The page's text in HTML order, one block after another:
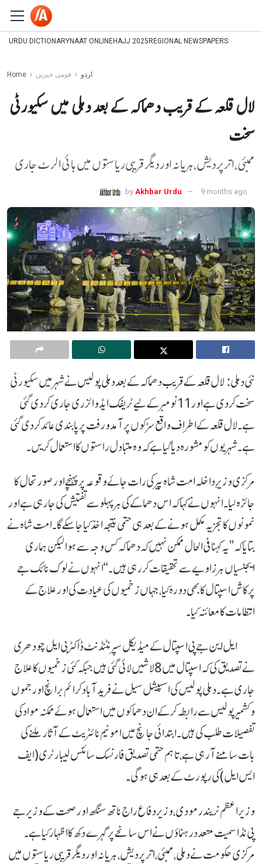
URDU DICTIONARYNAAT ONLINEHAJJ 2025 REGIONAL NEWSPAPERS
Home اردو قومی خبریں
لال قلعہ کے قریب دھماکہ کے بعد دہلی میں سکیورٹی
سخت
ممبئی، اتر پردیش، ہریانہ اور دیگر قریبی ریاستوں میں ہائی الرٹ جاری
by Akhbar Urdu 9 months ago
نئی دہلی: لال قلعہ کے قریب دھماکہ کے بعد دہلی پولیس نے شہر میں سکیورٹی
سخت کر دی ہے اور 11 نومبر کے لیے ٹریفک ایڈوائزری جاری کر دی گئی
ہے۔ لال قلعہ کے اطراف واقع سڑکوں پر آمد و رفت پر پابندی عائد کر دی گئی
ہے۔ شہریوں کو مشورہ دیا گیا ہے کہ وہ متبادل راستوں کا استعمال کریں۔
مرکزی وزیرِ داخلہ امت شاہ پیر کی رات جائے وقوعہ پر پہنچے اور صورتحال کا
جائزہ لیا۔ انہوں نے کہا کہ اس دھماکے کی ہر پہلو سے تفتیش کی جا رہی ہے اور
نمونوں کا تجزیہ مکمل ہونے کے بعد ہی حتمی نتیجہ اخذ کیا جا سکے گا۔ امت شاہ نے
بتایا کہ ’’یہ کہنا فی الحال ممکن نہیں کہ دھماکہ کس وجہ سے ہوا لیکن ہماری
ایجنسیاں ہر زاویے سے تحقیقات کر رہی ہیں۔‘‘ انہوں نے لوک نائک جے
پرکاش اسپتال کا بھی دورہ کیا، جہاں زخمیوں کی عیادت کی اور علاج کے
انتظامات کا معائنہ کیا۔
ایل این جے پی اسپتال کے میڈیکل سپرنٹنڈنٹ ڈاکٹر بی ایل چودھری
نے تصدیق کی کہ اسپتال میں 8 لاشیں لائی گئی ہیں جبکہ کئی زخمیوں کا علاج
جاری ہے۔ دہلی پولیس کی اسپیشل سیل نے فریدآباد کرائم برانچ اور جموں
و کشمیر پولیس سے رابطہ کر کے ان دھماکوں میں استعمال ہوئے ممکنہ مواد کی
تفصیلات طلب کی ہیں۔ ابتدائی جانچ میں امونیم نائٹریٹ کے آثار ملنے کی
بات سامنے آ رہی ہے، تاہم حتمی تصدیق فارنسک سائنس لیبارٹری (ایف
ایس ایل) کی رپورٹ کے بعد ہی ہوگی۔
وزیر اعظم نریندر مودی، وزیر دفاع راج ناتھ سنگھ اور صحت کے وزیر جے
پی نڈا سمیت متعدد رہنماؤں نے اس سانحے پر گہرے دکھ کا اظہار کیا ہے۔
مرکزی حکومت نے دہلی، ممبئی، اتر پردیش، ہریانہ اور دیگر قریبی ریاستوں میں